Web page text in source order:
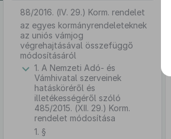
88/2016. (IV. 29.) Korm. rendelet
az egyes kormányrendeleteknek
az uniós vámjog
végrehajtásával összefüggő
módosításáról
1. A Nemzeti Adó- és
Vámhivatal szerveinek
hatásköréről és
illetékességéről szóló
485/2015. (XII. 29.) Korm.
rendelet módosítása
1. §